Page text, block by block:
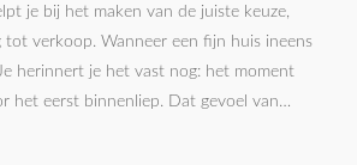
je bij het maken van de juiste keuze,
tot verkoop. Wanneer een fijn huis ineens
herinnert je het vast nog: het moment
het eerst binnenliep. Dat gevoel van…